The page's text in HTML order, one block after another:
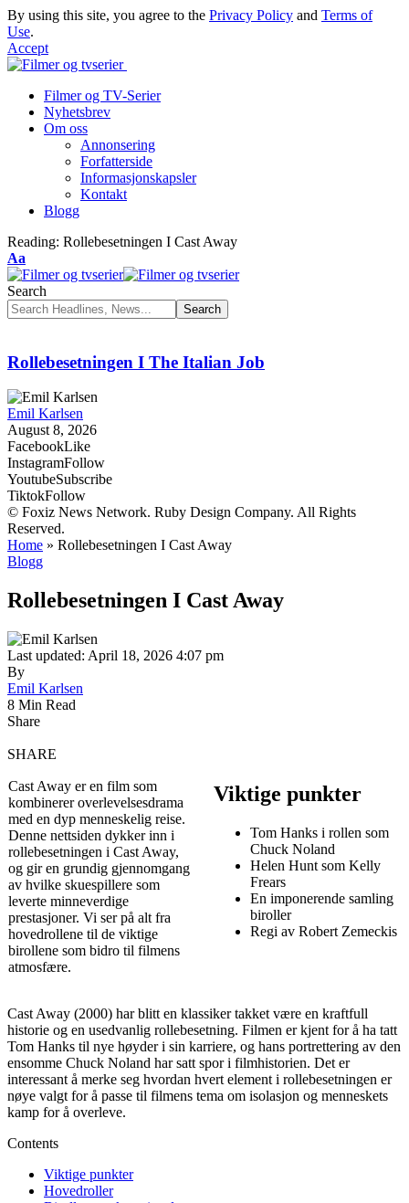
By using this site, you agree to the Privacy Policy and Terms of
Use.
Accept
Filmer og TV-Serier
Nyhetsbrev
Om oss
Annonsering
Forfatterside
Informasjonskapsler
Kontakt
Blogg
Reading: Rollebesetningen I Cast Away
Font
Resizer
Aa
Search
Rollebesetningen I The Italian Job
Emil Karlsen
August 8, 2026
FacebookLike
InstagramFollow
YoutubeSubscribe
TiktokFollow
© Foxiz News Network. Ruby Design Company. All Rights
Reserved.
Home » Rollebesetningen I Cast Away
Blogg
Rollebesetningen I Cast Away
Last updated: April 18, 2026 4:07 pm
By
Emil Karlsen
8 Min Read
Share
SHARE
Cast Away er en film som
kombinerer overlevelsesdrama
med en dyp menneskelig reise.
Denne nettsiden dykker inn i
rollebesetningen i Cast Away,
og gir en grundig gjennomgang
av hvilke skuespillere som
leverte minneverdige
prestasjoner. Vi ser på alt fra
hovedrollene til de viktige
birollene som bidro til filmens
atmosfære.
Viktige punkter
Tom Hanks i rollen som
Chuck Noland
Helen Hunt som Kelly
Frears
En imponerende samling
biroller
Regi av Robert Zemeckis
Cast Away (2000) har blitt en klassiker takket være en kraftfull
historie og en usedvanlig rollebesetning. Filmen er kjent for å ha tatt
Tom Hanks til nye høyder i sin karriere, og hans portrettering av den
ensomme Chuck Noland har satt spor i filmhistorien. Det er
interessant å merke seg hvordan hvert element i rollebesetningen er
nøye valgt for å passe til filmens tema om isolasjon og menneskets
kamp for å overleve.
Contents
Viktige punkter
Hovedroller